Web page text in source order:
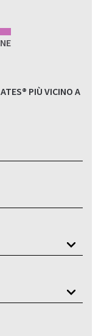
PIÙ VICINO A